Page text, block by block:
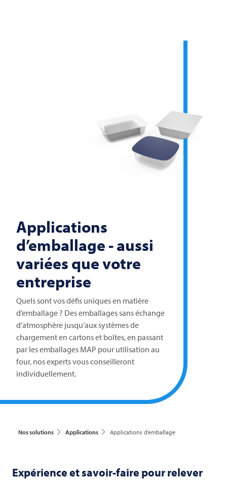
Applications
d’emballage - aussi
variées que votre
entreprise
Quels sont vos défis uniques en matière
d’emballage ? Des emballages sans échange
d’atmosphère jusqu’aux systèmes de
chargement en cartons et boîtes, en passant
par les emballages MAP pour utilisation au
four, nos experts vous conseilleront
individuellement.
Nos solutions Applications Applications d’emballage
Expérience et savoir-faire pour relever